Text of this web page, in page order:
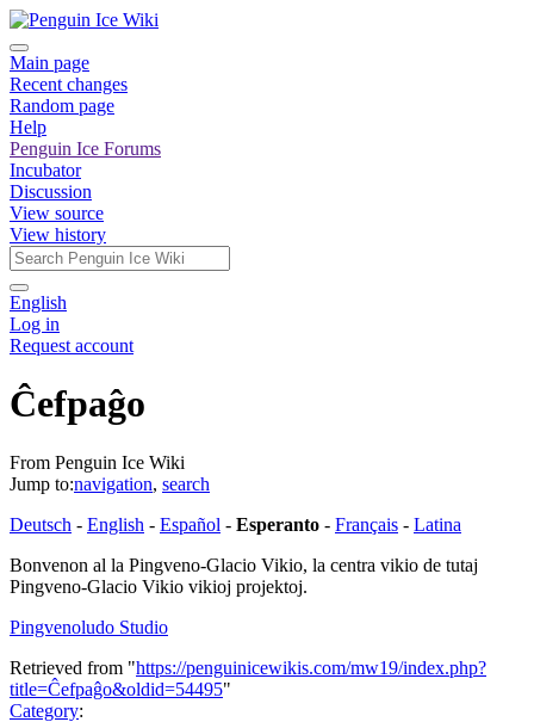
Main page
Recent changes
Random page
Help
Penguin Ice Forums
Incubator
Discussion
View source
View history
English
Log in
Request account
Ĉefpaĝo
From Penguin Ice Wiki
Jump to:navigation, search
Deutsch - English - Español - Esperanto - Français - Latina
Bonvenon al la Pingveno-Glacio Vikio, la centra vikio de tutaj
Pingveno-Glacio Vikio vikioj projektoj.
Pingvenoludo Studio
Retrieved from "https://penguinicewikis.com/mw19/index.php?
title=Ĉefpaĝo&oldid=54495"
Category: